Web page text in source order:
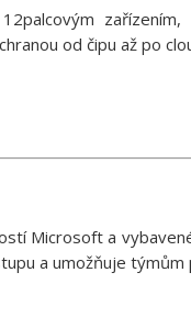
od čipu až po
Microsoft a
a umožňuje